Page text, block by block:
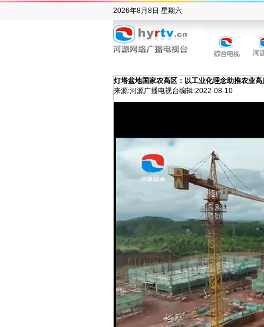
2026年8月8日 星期六
灯塔盆地国家农高区：以工业化理念助推农业高
来源:河源广播电视台编辑:2022-08-10